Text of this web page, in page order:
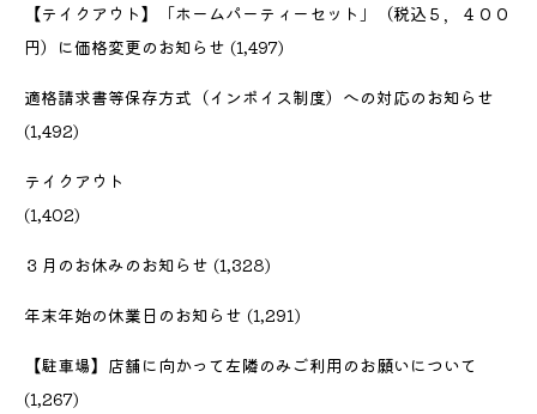
【テイクアウト】「ホームパーティーセット」（税込５，４００
円）に価格変更のお知らせ (1,497)
適格請求書等保存方式（インボイス制度）への対応のお知らせ
(1,492)
テイクアウト
(1,402)
３月のお休みのお知らせ (1,328)
年末年始の休業日のお知らせ (1,291)
【駐車場】店舗に向かって左隣のみご利用のお願いについて
(1,267)